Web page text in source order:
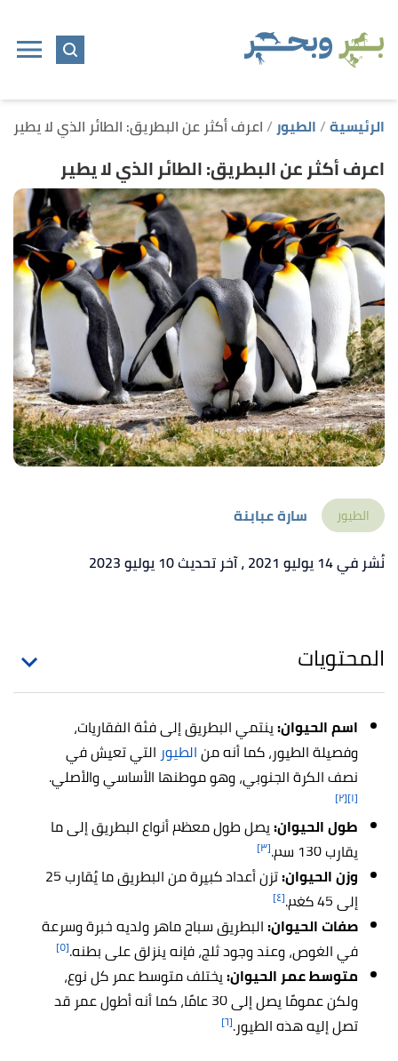
الرئيسية الطيور اعرف أكثر عن البطريق: الطائر الذي لا يطير
اعرف أكثر عن البطريق: الطائر الذي لا يطير
الطيور
سارة عبابنة
نُشر في 14 يوليو 2021
، آخر تحديث 10 يوليو 2023
المحتويات
اسم الحيوان:ينتمي البطريق إلى فئة الفقاريات،
وفصيلة الطيور، كما أنهمنالطيور التي تعيش في
نصف الكرة الجنوبي، وهو موطنها الأساسي والأصلي.
[١] [٢]
طول الحيوان:يصل طول معظم أنواع البطريق إلى ما
يقارب130 سم. [٣]
وزن الحيوان:تزن أعداد كبيرة من البطريق ما يُقارب25
إلى 45 كغم.
[٤]
صفات الحيوان:البطريق سباح ماهر ولديه خبرة وسرعة
في الغوص، وعند وجود ثلج، فإنه ينزلق على بطنه.[٥]
متوسط عمر الحيوان:يختلف متوسط عمر كل نوع،
ولكن عمومًا يصل إلى 30 عامًا، كما أنه أطول عمر قد
تصل إليه هذه الطيور.[٦]